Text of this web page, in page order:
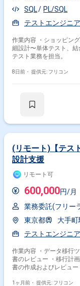
SQL
PL/SQL
テストエンジニア
作業内容 ・ショッピン
細設計〜単体テスト、結
テスト業務を担当。
8日前・ 提供元: フリコン
(リモート)【テス
設計支援
リモート可
600,000円/月
業務委託(フリー
東京都
大手町
テストエンジニア
作業内容 ・データ移行
書のレビュー ・移行計
書の作成およびレビュー
1ヶ月前・ 提供元: フリコン